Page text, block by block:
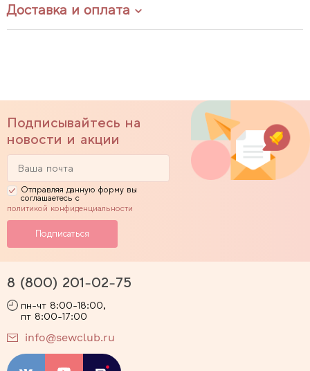
Доставка и оплата
Подписывайтесь на
новости и акции
Отправляя данную форму вы
соглашаетесь с
политикой конфиденциальности
8 (800) 201-02-75
пн-чт 8:00-18:00,
пт 8:00-17:00
info@sewclub.ru